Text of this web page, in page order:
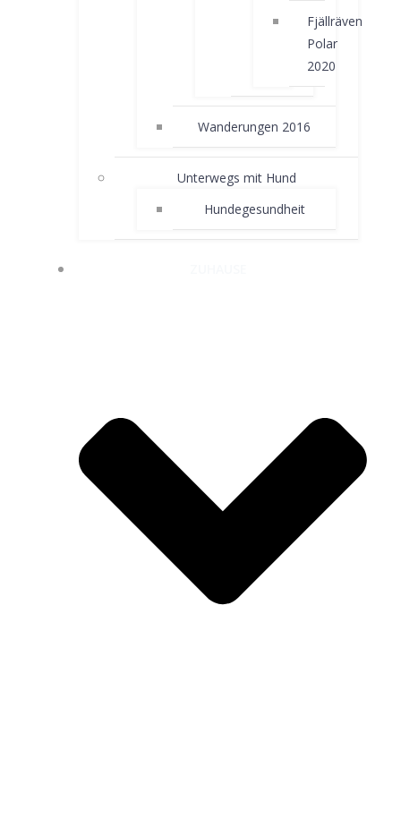
Fjällräven
Polar
2020
Wanderungen 2016
Unterwegs mit Hund
Hundegesundheit